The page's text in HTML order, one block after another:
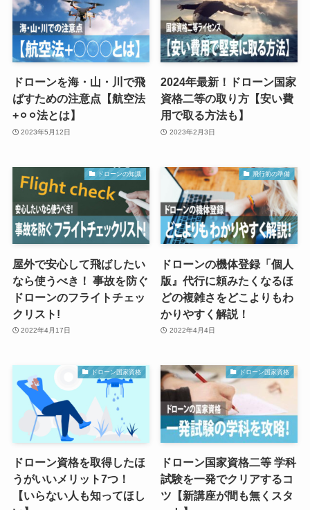
ドローンを海・山・川で飛
ばすための注意点【航空法
+⚪︎⚪︎法とは】
2023年5月12日
2024年最新！ドローン国家
資格二等の取り方【安い費
用で取る方法も】
2023年2月3日
ドローンの知識
屋外で安心して飛ばしたい
なら使うべき！ 事故を防ぐ
ドローンのフライトチェッ
クリスト!
2022年4月17日
飛行前の準備
ドローンの機体登録「個人
版』代行に頼みたくなるほ
どの複雑さをどこよりもわ
かりやすく解説！
2022年4月4日
ドローン国家資格
ドローン資格を取得したほ
うがいいメリット7つ！
【いらない人も知ってほし
ドローン国家資格
ドローン国家資格二等 学科
試験を一発でクリアするコ
ツ【新講座が間も無くスタ